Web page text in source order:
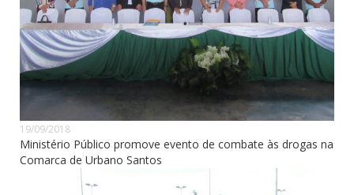
19/09/2018
Ministério Público promove evento de combate às drogas na
Comarca de Urbano Santos